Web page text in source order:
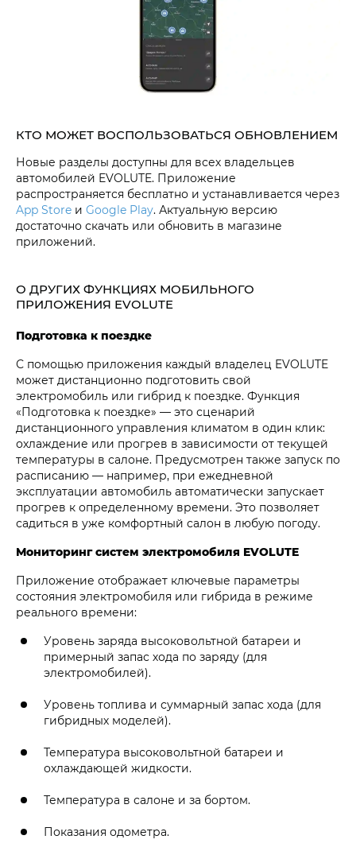
КТО МОЖЕТ ВОСПОЛЬЗОВАТЬСЯ ОБНОВЛЕНИЕМ
Новые разделы доступны для всех владельцев
автомобилей EVOLUTE. Приложение
распространяется бесплатно и устанавливается через
App Store и Google Play. Актуальную версию
достаточно скачать или обновить в магазине
приложений.
О ДРУГИХ ФУНКЦИЯХ МОБИЛЬНОГО
ПРИЛОЖЕНИЯ EVOLUTE
Подготовка к поездке
С помощью приложения каждый владелец EVOLUTE
может дистанционно подготовить свой
электромобиль или гибрид к поездке. Функция
«Подготовка к поездке» — это сценарий
дистанционного управления климатом в один клик:
охлаждение или прогрев в зависимости от текущей
температуры в салоне. Предусмотрен также запуск по
расписанию — например, при ежедневной
эксплуатации автомобиль автоматически запускает
прогрев к определенному времени. Это позволяет
садиться в уже комфортный салон в любую погоду.
Мониторинг систем электромобиля EVOLUTE
Приложение отображает ключевые параметры
состояния электромобиля или гибрида в режиме
реального времени:
Уровень заряда высоковольтной батареи и
примерный запас хода по заряду (для
электромобилей).
Уровень топлива и суммарный запас хода (для
гибридных моделей).
Температура высоковольтной батареи и
охлаждающей жидкости.
Температура в салоне и за бортом.
Показания одометра.